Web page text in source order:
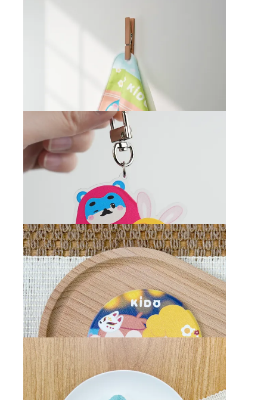
KIDO吸水小方巾
售價NT$160
加價購NT$120
65937951,BBKD-
DA014,160.0,7,200.0,deny,160.0,,KIDO吸水小
方巾 - ,cyberbiz,
KIDO壓克力鑰匙圈
售價NT$120
加價購NT$110
65938050,BBKD-
A014,120.0,9,150.0,deny,120.0,,KIDO壓克力鑰